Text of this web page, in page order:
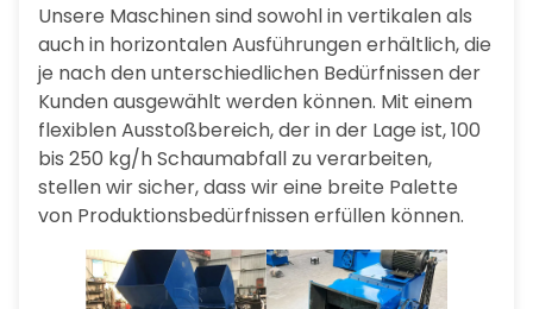
Unsere Maschinen sind sowohl in vertikalen als
auch in horizontalen Ausführungen erhältlich, die
je nach den unterschiedlichen Bedürfnissen der
Kunden ausgewählt werden können. Mit einem
flexiblen Ausstoßbereich, der in der Lage ist, 100
bis 250 kg/h Schaumabfall zu verarbeiten,
stellen wir sicher, dass wir eine breite Palette
von Produktionsbedürfnissen erfüllen können.